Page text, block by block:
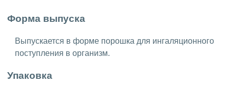
Форма выпуска
Выпускается в форме порошка для ингаляционного
поступления в организм.
Упаковка